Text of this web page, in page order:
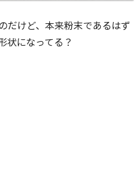
だけど、本来粉末であるはず
状になってる？